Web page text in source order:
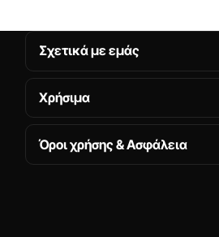
Σχετικά με εμάς
Χρήσιμα
Όροι χρήσης & Ασφάλεια